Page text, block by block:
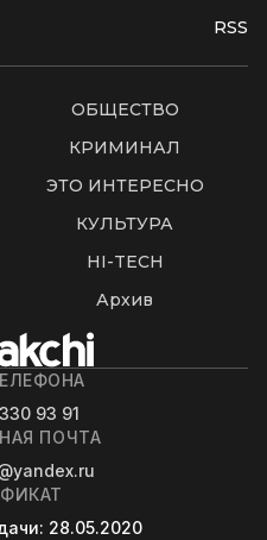
RSS
ОБЩЕСТВО
КРИМИНАЛ
ЭТО ИНТЕРЕСНО
КУЛЬТУРА
HI-TECH
Архив
93 91
ПОЧТА
: 28.05.2020